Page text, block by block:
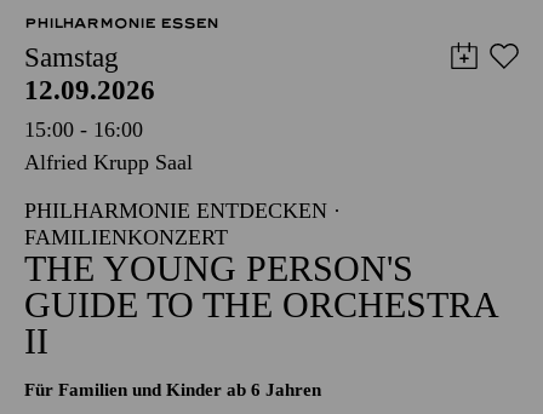
PHILHARMONIE ESSEN
Samstag
12.09.2026
15:00 - 16:00
Alfried Krupp Saal
PHILHARMONIE ENTDECKEN ·
FAMILIENKONZERT
THE YOUNG PERSON'S
GUIDE TO THE ORCHESTRA
II
Für Familien und Kinder ab 6 Jahren